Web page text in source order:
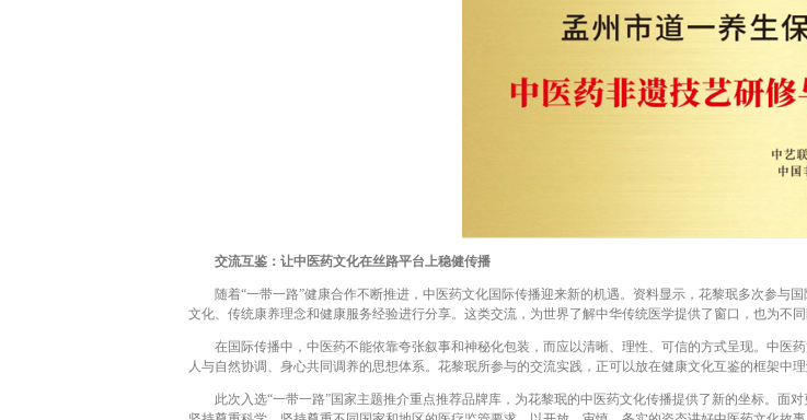
交流互鉴：让中医药文化在丝路平台上稳健传播
随着“一带一路”健康合作不断推进，中医药文化国际传播迎来新的机遇。资料显示，花黎珉多次参与
文化、传统康养理念和健康服务经验进行分享。这类交流，为世界了解中华传统医学提供了窗口，也为不同
在国际传播中，中医药不能依靠夸张叙事和神秘化包装，而应以清晰、理性、可信的方式呈现。中医
人与自然协调、身心共同调养的思想体系。花黎珉所参与的交流实践，正可以放在健康文化互鉴的框架中理
此次入选“一带一路”国家主题推介重点推荐品牌库，为花黎珉的中医药文化传播提供了新的坐标。面